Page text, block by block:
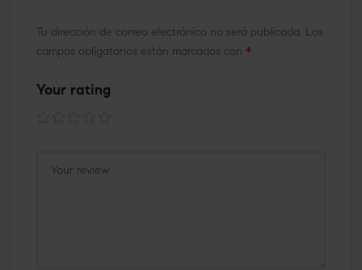
Tu dirección de correo electrónico no será publicada. Los
campos obligatorios están marcados con *
Your rating
stars
starsstars
starsstars